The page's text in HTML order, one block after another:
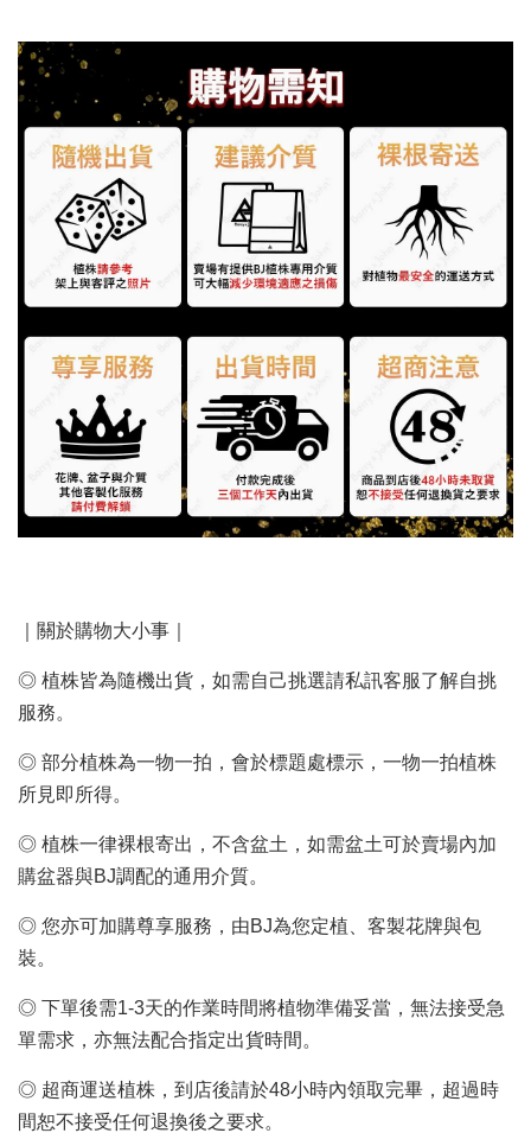
｜關於購物大小事｜
◎ 植株皆為隨機出貨，如需自己挑選請私訊客服了解自挑
服務。
◎ 部分植株為一物一拍，會於標題處標示，一物一拍植株
所見即所得。
◎ 植株一律裸根寄出，不含盆土，如需盆土可於賣場內加
購盆器與BJ調配的通用介質。
◎ 您亦可加購尊享服務，由BJ為您定植、客製花牌與包
裝。
◎ 下單後需1-3天的作業時間將植物準備妥當，無法接受急
單需求，亦無法配合指定出貨時間。
◎ 超商運送植株，到店後請於48小時內領取完畢，超過時
間恕不接受任何退換後之要求。